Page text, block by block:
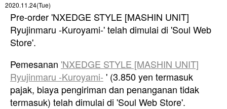
2020.11.24(Tue)
Pre-order 'NXEDGE STYLE [MASHIN UNIT]
Ryujinmaru -Kuroyami-' telah dimulai di 'Soul Web
Store'.
Pemesanan 'NXEDGE STYLE [MASHIN UNIT]
Ryujinmaru -Kuroyami- ' (3.850 yen termasuk
pajak, biaya pengiriman dan penanganan tidak
termasuk) telah dimulai di 'Soul Web Store'.